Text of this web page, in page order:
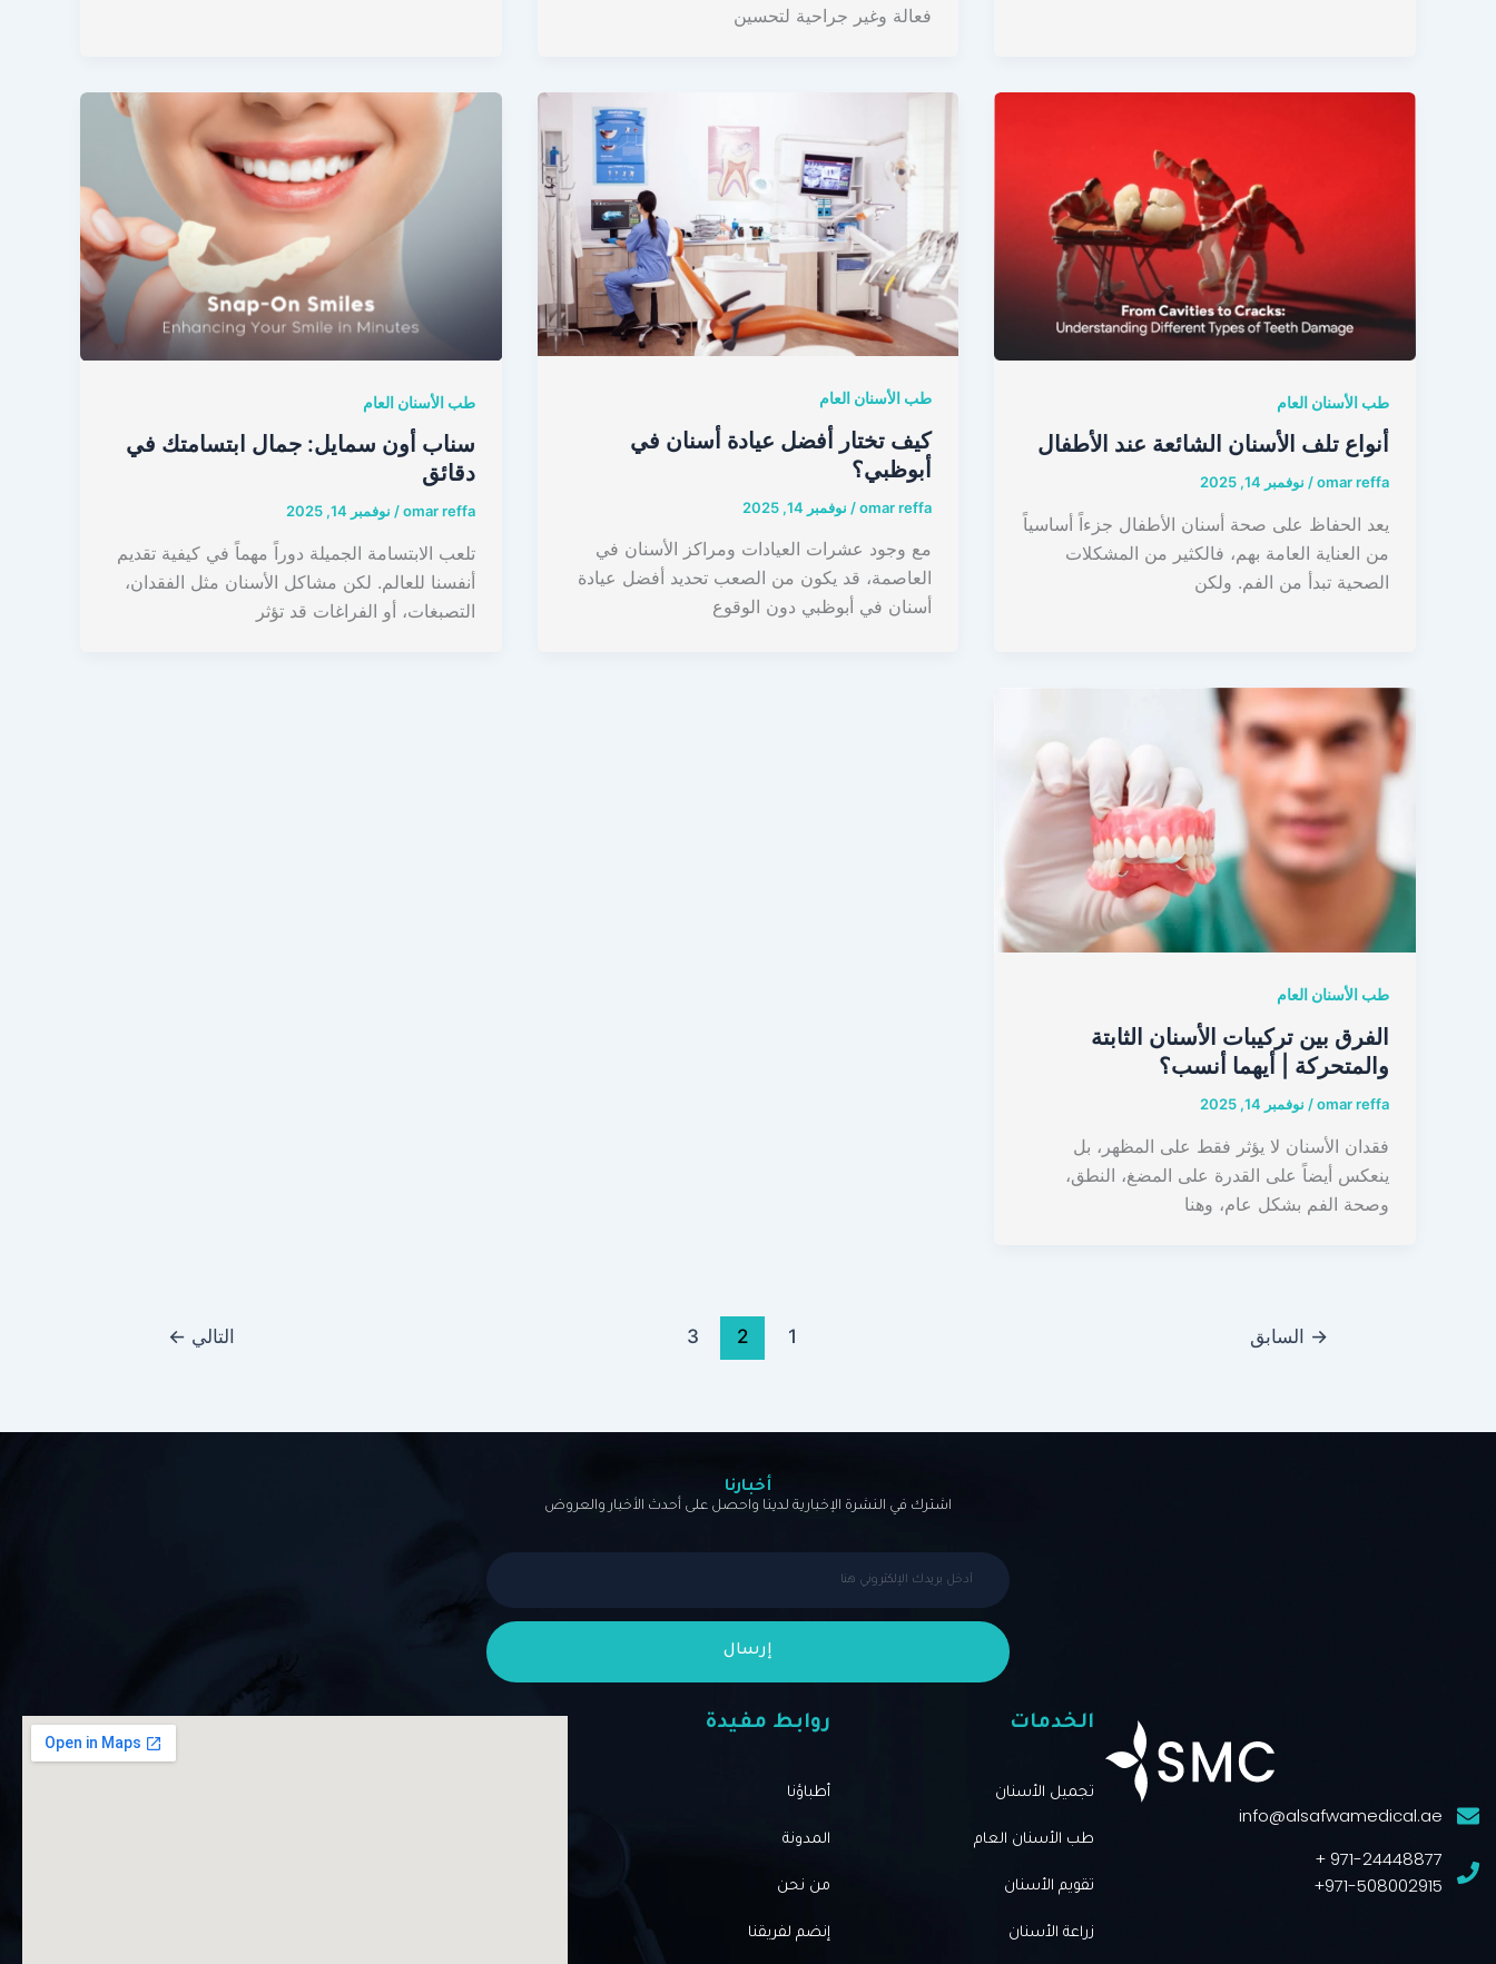
فعالة وغير جراحية لتحسين
طب الأسنان العام
أنواع تلف الأسنان الشائعة عند الأطفال
omar reffa
/ نوفمبر 14, 2025
يعد الحفاظ على صحة أسنان الأطفال جزءاً أساسياً
من العناية العامة بهم، فالكثير من المشكلات
الصحية تبدأ من الفم. ولكن
طب الأسنان العام
كيف تختار أفضل عيادة أسنان في
أبوظبي؟
omar reffa
/ نوفمبر 14, 2025
مع وجود عشرات العيادات ومراكز الأسنان في
العاصمة، قد يكون من الصعب تحديد أفضل عيادة
أسنان في أبوظبي دون الوقوع
طب الأسنان العام
سناب أون سمايل: جمال ابتسامتك في
دقائق
omar reffa
/ نوفمبر 14, 2025
تلعب الابتسامة الجميلة دوراً مهماً في كيفية تقديم
أنفسنا للعالم. لكن مشاكل الأسنان مثل الفقدان،
التصبغات، أو الفراغات قد تؤثر
طب الأسنان العام
الفرق بين تركيبات الأسنان الثابتة
والمتحركة | أيهما أنسب؟
omar reffa
/ نوفمبر 14, 2025
فقدان الأسنان لا يؤثر فقط على المظهر، بل
ينعكس أيضاً على القدرة على المضغ، النطق،
وصحة الفم بشكل عام، وهنا
→ السابق 1
2
3 التالي ←
أخبارنا
اشترك في النشرة الإخبارية لدينا واحصل على أحدث الأخبار والعروض
إرسال
info@alsafwamedical.ae
971-24448877 +
971-508002915+
الخدمات
تجميل الأسنان
طب الأسنان العام
تقويم الأسنان
زراعة الأسنان
روابط مفيدة
أطباؤنا
المدونة
من نحن
إنضم لفريقنا